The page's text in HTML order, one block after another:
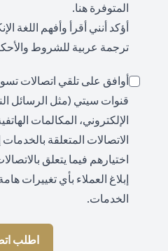
المتوفرة هناin a new tab.
أؤكد أنني أقرأ وأفهم اللغة
ترجمة عربية للشروط
أوافق على تلقي اتصالات
قنوات سيتي (مثل الرسائل
الإلكتروني، المكالمات
الاتصالات المتعلقة
اختيارهم فيما يتعلق
إبلاغ العملاء بأي تغييرات
الخدمات.
اطلب